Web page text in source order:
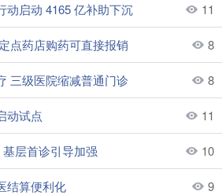
动启动 4165 亿补助下沉 11
点药店购药可直接报销 8
三级医院缩减普通门诊 8
动试点 11
基层首诊引导加强 10
结算便利化 9